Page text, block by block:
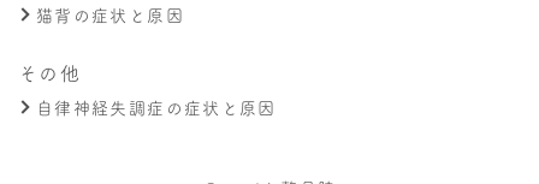
猫背の症状と原因
その他
自律神経失調症の症状と原因